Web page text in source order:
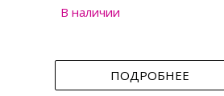
В наличии
ПОДРОБНЕЕ